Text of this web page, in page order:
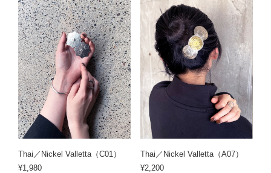
Thai／Nickel Valletta（C01）
¥1,980
Thai／Nickel Valletta（A07）
¥2,200